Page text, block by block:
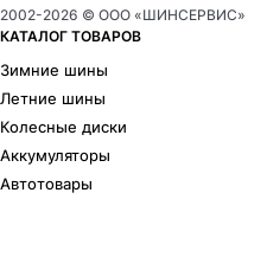
2002-2026 © ООО «ШИНСЕРВИС»
КАТАЛОГ ТОВАРОВ
Зимние шины
Летние шины
Колесные диски
Аккумуляторы
Автотовары